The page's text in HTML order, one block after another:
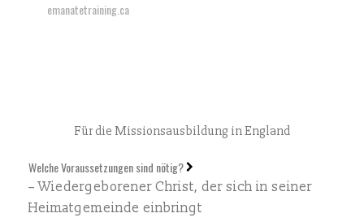
emanatetraining.ca
Für die Missionsausbildung in England
Welche Voraussetzungen sind nötig?
– Wiedergeborener Christ, der sich in seiner
Heimatgemeinde einbringt